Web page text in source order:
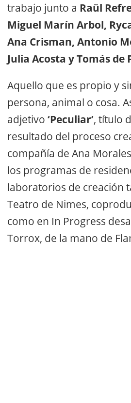
trabajo junto a Raül
Miguel Marín Arbol,
Ana Crisman, Antonio
Julia Acosta y Tomás de
Aquello que es propio y
persona, animal o cosa.
adjetivo ‘Peculiar’, título
resultado del proceso
compañía de Ana
los programas de
laboratorios de creación
Teatro de Nimes,
como en In Progress
Torrox, de la mano de